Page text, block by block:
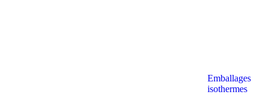
Emballages
isothermes